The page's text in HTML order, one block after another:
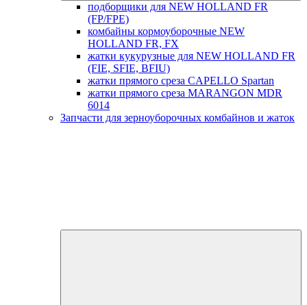
подборщики для NEW HOLLAND FR
(FP/FPE)
комбайны кормоуборочные NEW
HOLLAND FR, FX
жатки кукурузные для NEW HOLLAND FR
(FIE, SFIE, BFIU)
жатки прямого среза CAPELLO Spartan
жатки прямого среза MARANGON MDR
6014
Запчасти для зерноуборочных комбайнов и жаток